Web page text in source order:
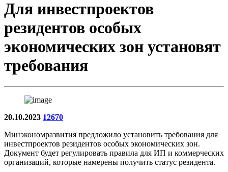
Для инвестпроектов
резидентов особых
экономических зон установят
требования
20.10.2023 12670
Минэкономразвития предложило установить требования для
инвестпроектов резидентов особых экономических зон.
Документ будет регулировать правила для ИП и коммерческих
организаций, которые намерены получить статус резидента.